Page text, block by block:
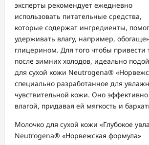
эксперты рекомендует ежедневно
использовать питательные средства,
которые содержат ингредиенты,
удерживать влагу, например,
глицерином. Для того чтобы привести
после зимних холодов, идеально
для сухой кожи Neutrogena®
специально разработанное для
чувствительной кожи. Оно
влагой, придавая ей мягкость и
Молочко для сухой кожи «Глубокое
Neutrogena® «Норвежская формула»